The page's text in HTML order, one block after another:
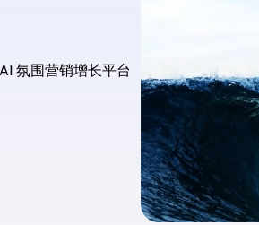
氛围营销增长平台